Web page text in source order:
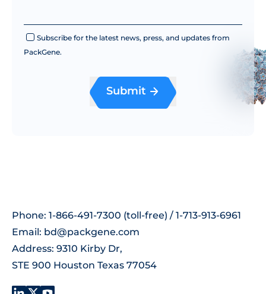
Subscribe for the latest news, press, and updates from
PackGene.
Submit
Phone: 1-866-491-7300 (toll-free) / 1-713-913-6961
Email: bd@packgene.com
Address: 9310 Kirby Dr,
STE 900 Houston Texas 77054